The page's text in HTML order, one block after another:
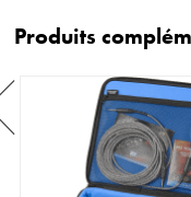
Produits